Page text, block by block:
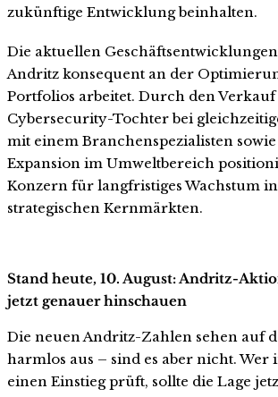
zukünftige Entwicklung beinhalten.
Die aktuellen Geschäftsentwicklungen
Andritz konsequent an der
Portfolios arbeitet. Durch den
Cybersecurity-Tochter bei
mit einem Branchenspezialisten
Expansion im Umweltbereich
Konzern für langfristiges Wachstum
strategischen Kernmärkten.
Stand heute, 10. August: Andritz-
jetzt genauer hinschauen
Die neuen Andritz-Zahlen sehen auf
harmlos aus – sind es aber nicht. Wer
einen Einstieg prüft, sollte die Lage